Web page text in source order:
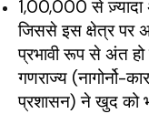
1,00,000 से ज़्यादा
जिससे इस क्षेत्र पर
प्रभावी रूप से अंत
गणराज्य (नागोर्नो-
प्रशासन) ने खुद को